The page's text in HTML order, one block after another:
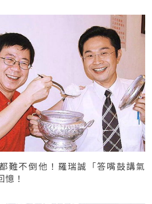
難不倒他！羅瑞誠「答嘴鼓講氣
！